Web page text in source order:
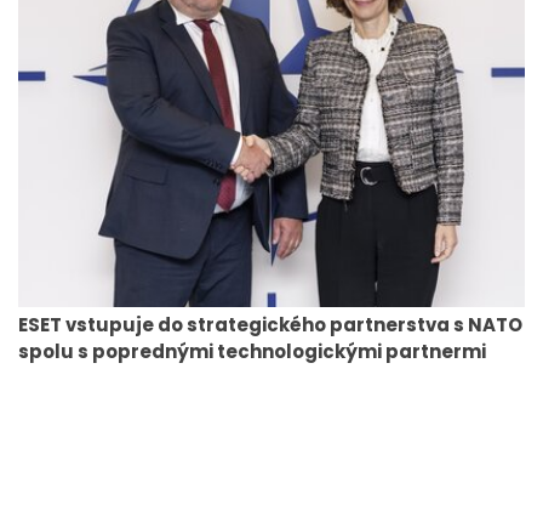
ESET vstupuje do strategického partnerstva s NATO
spolu s poprednými technologickými partnermi